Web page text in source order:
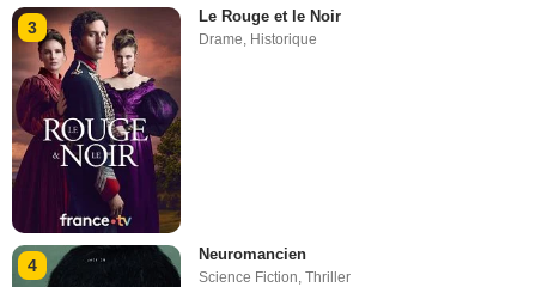
3
Le Rouge et le Noir
Drame, Historique
4
Neuromancien
Science Fiction ,Thriller